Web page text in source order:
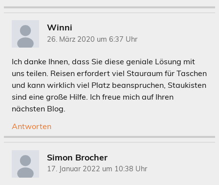
Winni
26. März 2020 um 6:37 Uhr
Ich danke Ihnen, dass Sie diese geniale Lösung mit
uns teilen. Reisen erfordert viel Stauraum für Taschen
und kann wirklich viel Platz beanspruchen, Staukisten
sind eine große Hilfe. Ich freue mich auf Ihren
nächsten Blog.
Antworten
Simon Brocher
17. Januar 2022 um 10:38 Uhr